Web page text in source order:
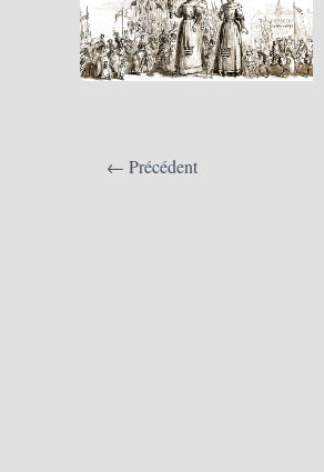
← Précédent